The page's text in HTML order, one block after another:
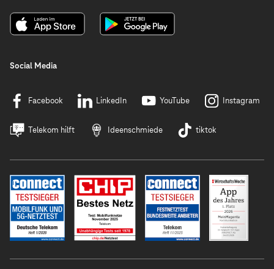
Social Media
Facebook LinkedIn YouTube Instagram
Telekom hilft Ideenschmiede tiktok